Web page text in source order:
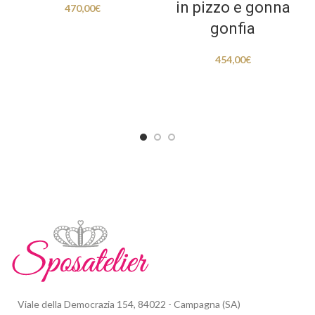
470,00€
in pizzo e gonna
gonfia
454,00€
Viale della Democrazia 154, 84022 - Campagna (SA)